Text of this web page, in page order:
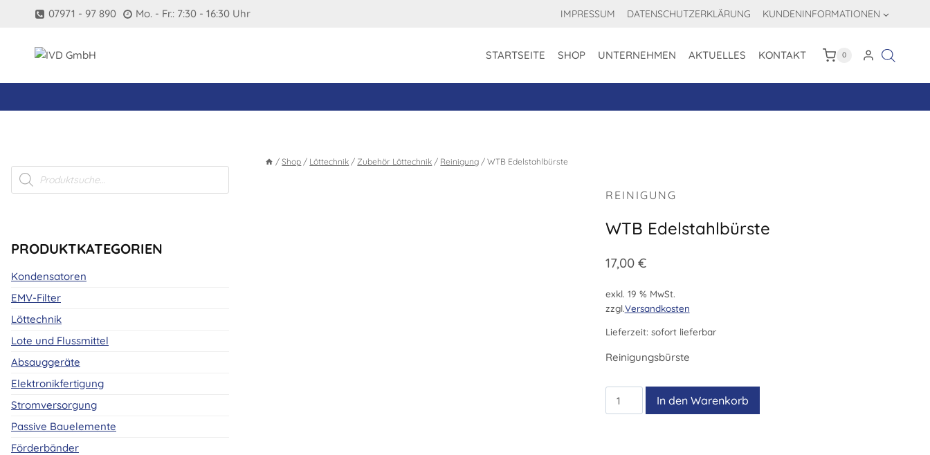
07971 - 97 890 Mo. - Fr.: 7:30 - 16:30 Uhr IMPRESSUM DATENSCHUTZERKLÄRUNG KUNDENINFORMATIONEN
STARTSEITE SHOP UNTERNEHMEN AKTUELLES KONTAKT 0
/ Shop / Löttechnik / Zubehör Löttechnik / Reinigung / WTB Edelstahlbürste
REINIGUNG
WTB Edelstahlbürste
17,00 €
exkl. 19 % MwSt.
zzgl.Versandkosten
Lieferzeit: sofort lieferbar
Reinigungsbürste
WTB
Edelstahlbürste
In den Warenkorb
Products
search
PRODUKTKATEGORIEN
Kondensatoren
EMV-Filter
Löttechnik
Lote und Flussmittel
Absauggeräte
Elektronikfertigung
Stromversorgung
Passive Bauelemente
Förderbänder